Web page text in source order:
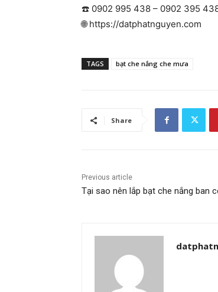
☎️ 0902 995 438 – 0902 395
🌐https://datphatnguyen.com
TAGS bạt che nắng che mưa
Share
Previous article
Tại sao nên lắp bạt che nắng ban